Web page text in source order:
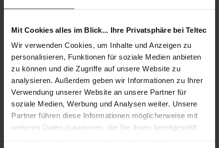
Mit Cookies alles im Blick... Ihre Privatsphäre bei Teltec
Wir verwenden Cookies, um Inhalte und Anzeigen zu
personalisieren, Funktionen für soziale Medien anbieten
zu können und die Zugriffe auf unsere Website zu
analysieren. Außerdem geben wir Informationen zu Ihrer
Verwendung unserer Website an unsere Partner für
soziale Medien, Werbung und Analysen weiter. Unsere
Partner führen diese Informationen möglicherweise mit
weiteren Daten zusammen, die Sie ihnen bereitgestellt
Infos zu Hersteller & Produktsicherheit
Folgende Infos zum Hersteller sind verfübar......
Weitere Artikel von On Set Headsets ansehen